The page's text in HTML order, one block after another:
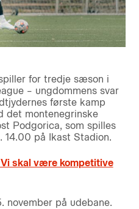
for tredje sæson i
– ungdommens svar
første kamp
det montenegrinske
Podgorica, som spilles
14.00 på Ikast Stadion.
skal være kompetitive
november på udebane.